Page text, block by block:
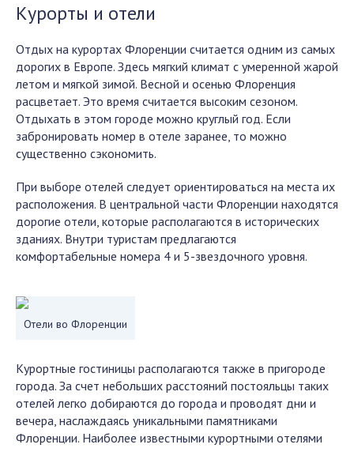
Курорты и отели
Отдых на курортах Флоренции считается одним из самых
дорогих в Европе. Здесь мягкий климат с умеренной жарой
летом и мягкой зимой. Весной и осенью Флоренция
расцветает. Это время считается высоким сезоном.
Отдыхать в этом городе можно круглый год. Если
забронировать номер в отеле заранее, то можно
существенно сэкономить.
При выборе отелей следует ориентироваться на места их
расположения. В центральной части Флоренции находятся
дорогие отели, которые располагаются в исторических
зданиях. Внутри туристам предлагаются
комфортабельные номера 4 и 5-звездочного уровня.
Отели во Флоренции
Курортные гостиницы располагаются также в пригороде
города. За счет небольших расстояний постояльцы таких
отелей легко добираются до города и проводят дни и
вечера, наслаждаясь уникальными памятниками
Флоренции. Наиболее известными курортными отелями